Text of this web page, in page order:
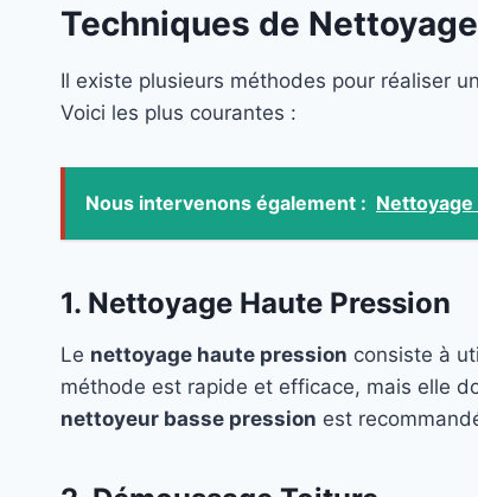
Techniques de
Il existe plusieurs méthodes pour réaliser un
Voici les plus courantes :
Nous intervenons également :
1. Nettoyage Haute Pression
Le nettoyage haute pression consiste à
méthode est rapide et efficace, mais elle
nettoyeur basse pression est